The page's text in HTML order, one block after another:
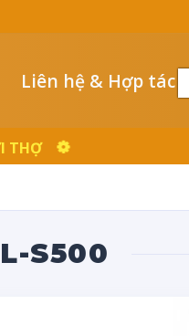
Liên hệ & Hợp tác
THỢ
S500